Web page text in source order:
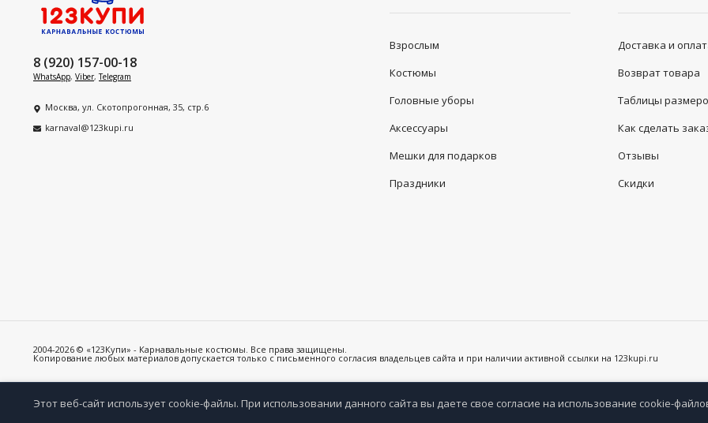
8 (920) 157-00-18
WhatsApp, Viber,Telegram
Москва, ул. Скотопрогонная, 35, стр.6
karnaval@123kupi.ru
Взрослым
Костюмы
Головные уборы
Аксессуары
Мешки для подарков
Праздники
Доставка и
Возврат товара
Таблицы
Как сделать
Отзывы
Скидки
2004-2026 © «123Купи» - Карнавальные костюмы. Все права защищены.
Копирование любых материалов допускается только с письменного согласия владельцев сайта и при наличии активной ссылки на 123kupi.ru
Избранное Сравнение Просмотренные
Этот веб-сайт использует cookie-файлы. При использовании данного сайта вы даете свое согласие на использование cookie-